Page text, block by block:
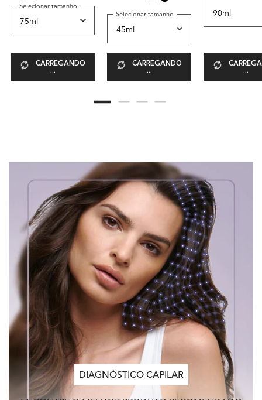
Selecionar tamanho
CARREGANDO
...
Selecionar tamanho
CARREGANDO
...
...
DIAGNÓSTICO CAPILAR